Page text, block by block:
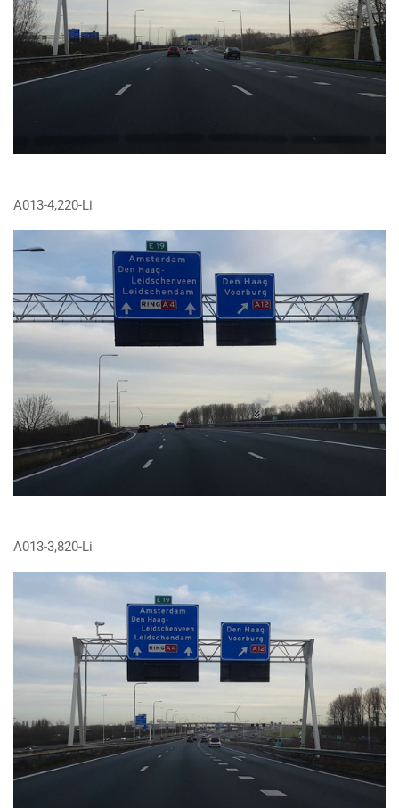
A013-4,220-Li
A013-3,820-Li